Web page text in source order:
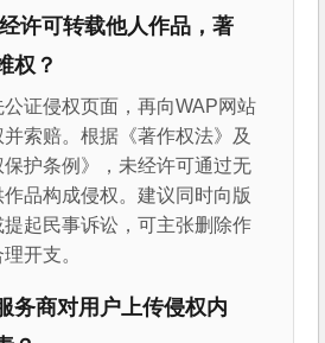
许可转载他人作品，著
权？
证侵权页面，再向WAP网站
索赔。根据《著作权法》及
保护条例》，未经许可通过无
品构成侵权。建议同时向版
起民事诉讼，可主张删除作
开支。
务商对用户上传侵权内